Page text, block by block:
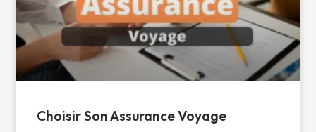
Choisir Son Assurance Voyage